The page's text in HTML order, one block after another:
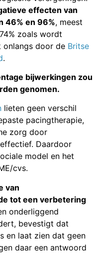
effecten van
46% en 96%, meest
zoals wordt
onlangs door de Britse
.
bijwerkingen zou
genomen.
lieten geen verschil
pacingtherapie,
zorg door
Daardoor
model en het
cvs.
van
tot een verbetering
onderliggend
bevestigt dat
en laat zien dat geen
daar een antwoord